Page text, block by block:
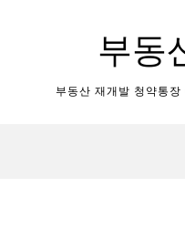
부동
부동산 재개발 청약통